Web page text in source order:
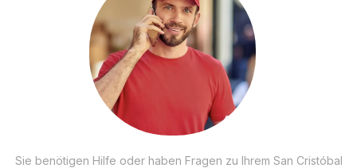
Sie benötigen Hilfe oder haben Fragen zu Ihrem San Cristóbal